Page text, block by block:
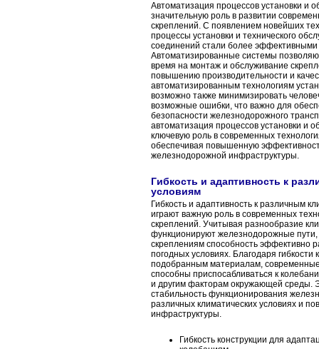
Автоматизация процессов установки и
значительную роль в развитии
скреплений. С появлением новейших
процессы установки и технического
соединений стали более
Автоматизированные системы
время на монтаж и обслуживание
повышению производительности и
автоматизированным технологиям
возможно также минимизировать
возможные ошибки, что важно для
безопасности железнодорожного
автоматизация процессов установки и
ключевую роль в современных
обеспечивая повышенную
железнодорожной инфраструктуры.
Гибкость и адаптивность к
условиям
Гибкость и адаптивность к различным
играют важную роль в современных
скреплений. Учитывая разнообразие
функционируют железнодорожные
скреплениям способность эффективно
погодных условиях. Благодаря гибкости
подобранным материалам,
способны приспосабливаться к
и другим факторам окружающей среды.
стабильность функционирования
различных климатических условиях и
инфраструктуры.
Гибкость конструкции для